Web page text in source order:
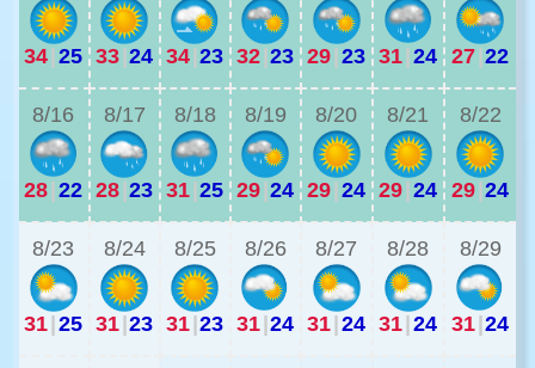
34|25 33|24 34|23 32|23 29|23 31|24 27|22
8/16
28|22
8/17
28|23
8/18
31|25
8/19
29|24
8/20
29|24
8/21
29|24
8/22
29|24
8/23
31|25
8/24
31|23
8/25
31|23
8/26
31|24
8/27
31|24
8/28
31|24
8/29
31|24